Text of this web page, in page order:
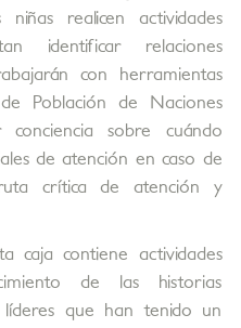
realicen actividades
identificar relaciones
con herramientas
Población de Naciones
sobre cuándo
de atención en caso de
crítica de atención y
caja contiene actividades
de las historias
que han tenido un